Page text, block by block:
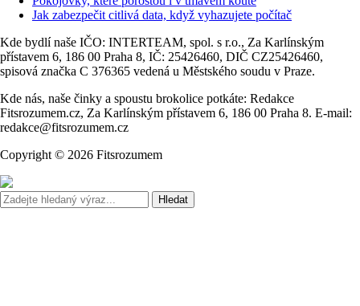
Jak zabezpečit citlivá data, když vyhazujete počítač
Kde bydlí naše IČO: INTERTEAM, spol. s r.o., Za Karlínským
přístavem 6, 186 00 Praha 8, IČ: 25426460, DIČ CZ25426460,
spisová značka C 376365 vedená u Městského soudu v Praze.
Kde nás, naše činky a spoustu brokolice potkáte: Redakce
Fitsrozumem.cz, Za Karlínským přístavem 6, 186 00 Praha 8. E-mail:
redakce@fitsrozumem.cz
Copyright © 2026 Fitsrozumem